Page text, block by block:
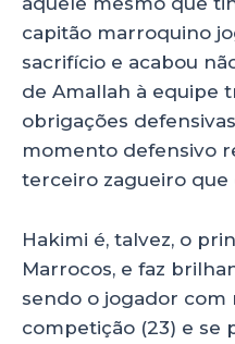
capitão marroquino
sacrifício e acabou
de Amallah à equipe
obrigações
momento defensivo
terceiro zagueiro que
Hakimi é, talvez, o
Marrocos, e faz
sendo o jogador com
competição (23) e se